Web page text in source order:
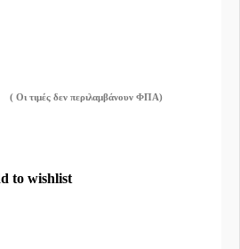
to wishlist